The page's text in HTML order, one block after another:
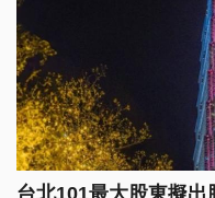
台北101最大股東擬